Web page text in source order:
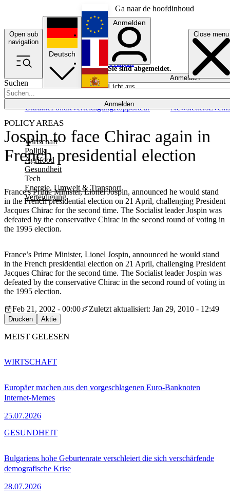
Ga naar de hoofdinhoud
Open sub
navigation
Close menu
Suchen
Anmelden
POLICY AREAS
Wirtschaft
Politik
Agrifood
Gesundheit
Tech
Energie, Umwelt & Transport
Verteidigung
UkrainePolitikVerteidigungRapporteur NewslettersEvents
Deutsch
English
Français
Anmelden
Sie sind abgemeldet.
Anmelden
Licht aus
Jospin to face Chirac again in
French presidential election
France's Prime Minister, Lionel Jospin, announced he would stand
in the French presidential election on 21 April, challenging President
Jacques Chirac for the second time. The Socialist leader Jospin was
defeated by the conservative Chirac in the second round of voting in
the 1995 election.
France’s Prime Minister, Lionel Jospin, announced he would stand
in the French presidential election on 21 April, challenging President
Jacques Chirac for the second time. The Socialist leader Jospin was
defeated by the conservative Chirac in the second round of voting in
the 1995 election.
Feb 21, 2002 - 00:00
Zuletzt aktualisiert: Jan 29, 2010 - 12:49
Drucken Aktie
MEIST GELESEN
Europäer machen aus den vorgeschlagenen Euro-Banknoten
Internet-Memes
25.07.2026
WIRTSCHAFT
Bulgariens hohe Geburtenrate verschleiert die sich verschärfende
demografische Krise
28.07.2026
GESUNDHEIT